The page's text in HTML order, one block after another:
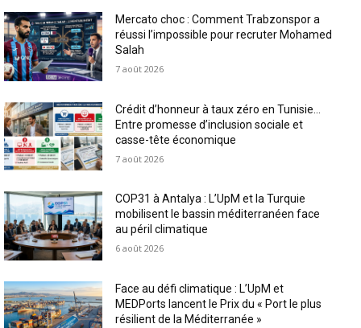
Mercato choc : Comment Trabzonspor a
réussi l’impossible pour recruter Mohamed
Salah
7 août 2026
Crédit d’honneur à taux zéro en Tunisie…
Entre promesse d’inclusion sociale et
casse-tête économique
7 août 2026
COP31 à Antalya : L’UpM et la Turquie
mobilisent le bassin méditerranéen face
au péril climatique
6 août 2026
Face au défi climatique : L’UpM et
MEDPorts lancent le Prix du « Port le plus
résilient de la Méditerranée »